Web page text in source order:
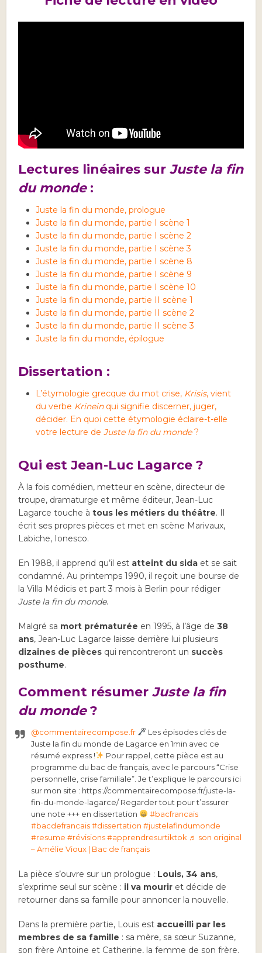
Lectures linéaires surJuste la fin
du monde:
Juste la fin du monde, prologue
Juste la fin du monde, partie I scène 1
Juste la fin du monde, partie I scène 2
Juste la fin du monde, partie I scène 3
Juste la fin du monde, partie I scène 8
Juste la fin du monde, partie I scène 9
Juste la fin du monde, partie I scène 10
Juste la fin du monde, partie II scène 1
Juste la fin du monde, partie II scène 2
Juste la fin du monde, partie II scène 3
Juste la fin du monde, épilogue
Dissertation :
L’étymologie grecque du mot crise, Krisis, vient
du verbe Krineinqui signifie discerner, juger,
décider. En quoi cette étymologie éclaire-t-elle
votre lecture deJuste la fin du monde?
Qui est Jean-Luc Lagarce ?
À la fois comédien, metteur en scène, directeur de
troupe, dramaturge et même éditeur, Jean-Luc
Lagarce touche àtous les métiers du théâtre. Il
écrit ses propres pièces et met en scène Marivaux,
Labiche, Ionesco.
En 1988, il apprend qu’il est atteint du sida et se sait
condamné. Au printemps 1990, il reçoit une bourse de
la Villa Médicis et part 3 mois à Berlin pour rédiger
Juste la fin du monde.
Malgré sa mort prématurée en 1995, à l’âge de38
ans, Jean-Luc Lagarce laisse derrière lui plusieurs
dizaines de pièces qui rencontreront un succès
posthume.
Comment résumerJuste la fin
du monde?
@commentairecompose.fr
Les épisodes clés de
Juste la fin du monde de Lagarce en 1min avec ce
résumé express !
Pour rappel, cette pièce est au
programme du bac de français, avec le parcours “Crise
personnelle, crise familiale”. Je t’explique le parcours ici
sur mon site : https://commentairecompose.fr/juste-la-
fin-du-monde-lagarce/ Regarder tout pour t’assurer
une note +++ en dissertation
#bacfrancais
#bacdefrancais #dissertation #justelafindumonde
#resume #révisions #apprendresurtiktok ♬ son original
– Amélie Vioux | Bac de français
La pièce s’ouvre sur un prologue : Louis, 34 ans,
s’exprime seul sur scène : il va mourir et décide de
retourner dans sa famille pour annoncer la nouvelle.
Dans la première partie, Louis est accueilli par les
membres de sa famille : sa mère, sa sœur Suzanne,
son frère Antoine et Catherine, la femme de son frère.